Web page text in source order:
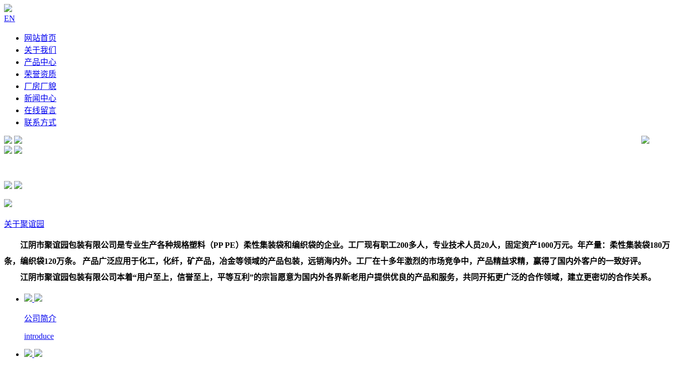
EN
网站首页
关于我们
产品中心
荣誉资质
厂房厂貌
新闻中心
在线留言
联系方式
关于聚谊园
江阴市聚谊园包装有限公司是专业生产各种规格塑料（PP PE）柔性集装袋和编织袋的企业。工厂现有职工200多人，专业技术人员20人，固定资产1000万元。年产量：柔性集装袋180万
条，编织袋120万条。 产品广泛应用于化工，化纤，矿产品，冶金等领域的产品包装，远销海内外。工厂在十多年激烈的市场竞争中，产品精益求精，赢得了国内外客户的一致好评。
江阴市聚谊园包装有限公司本着“用户至上，信誉至上，平等互利”的宗旨愿意为国内外各界新老用户提供优良的产品和服务，共同开拓更广泛的合作领域，建立更密切的合作关系。
公司简介
introduce